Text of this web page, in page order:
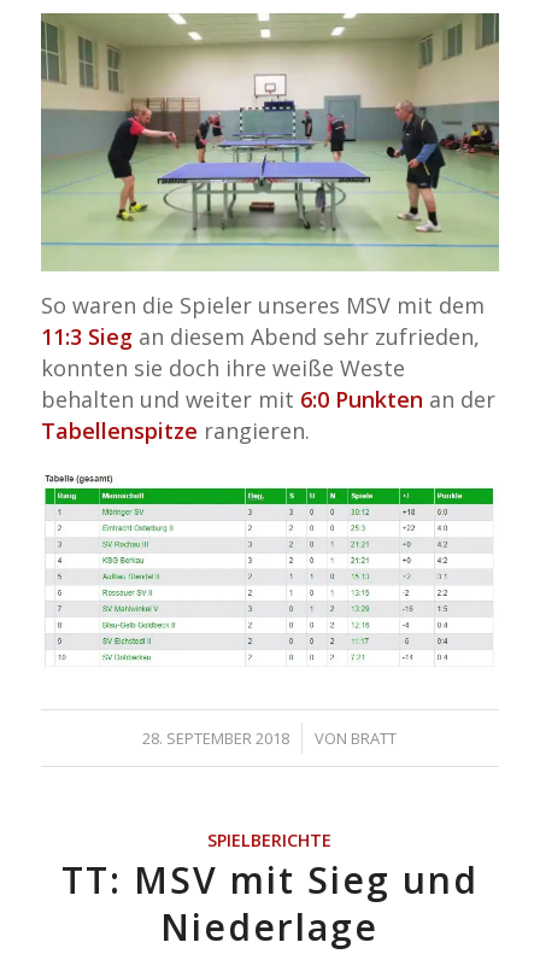
So waren die Spieler unseres MSV mit dem
11:3 Siegan diesem Abend sehr zufrieden,
konnten sie doch ihre weiße Weste
behalten und weiter mit 6:0 Punkten an der
Tabellenspitze rangieren.
28. SEPTEMBER 2018
/ VON BRATT
SPIELBERICHTE
TT: MSV mit Sieg und
Niederlage